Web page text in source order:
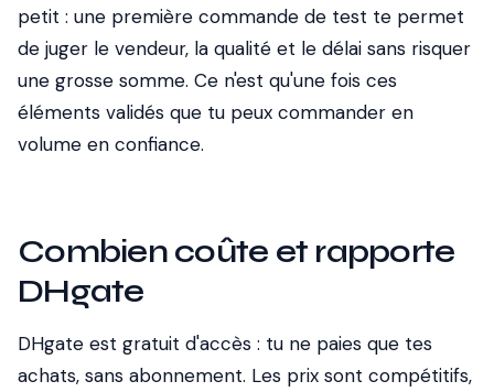
petit : une première commande de test te permet
de juger le vendeur, la qualité et le délai sans risquer
une grosse somme. Ce n'est qu'une fois ces
éléments validés que tu peux commander en
volume en confiance.
Combien coûte et rapporte
DHgate
DHgate est gratuit d'accès : tu ne paies que tes
achats, sans abonnement. Les prix sont compétitifs,